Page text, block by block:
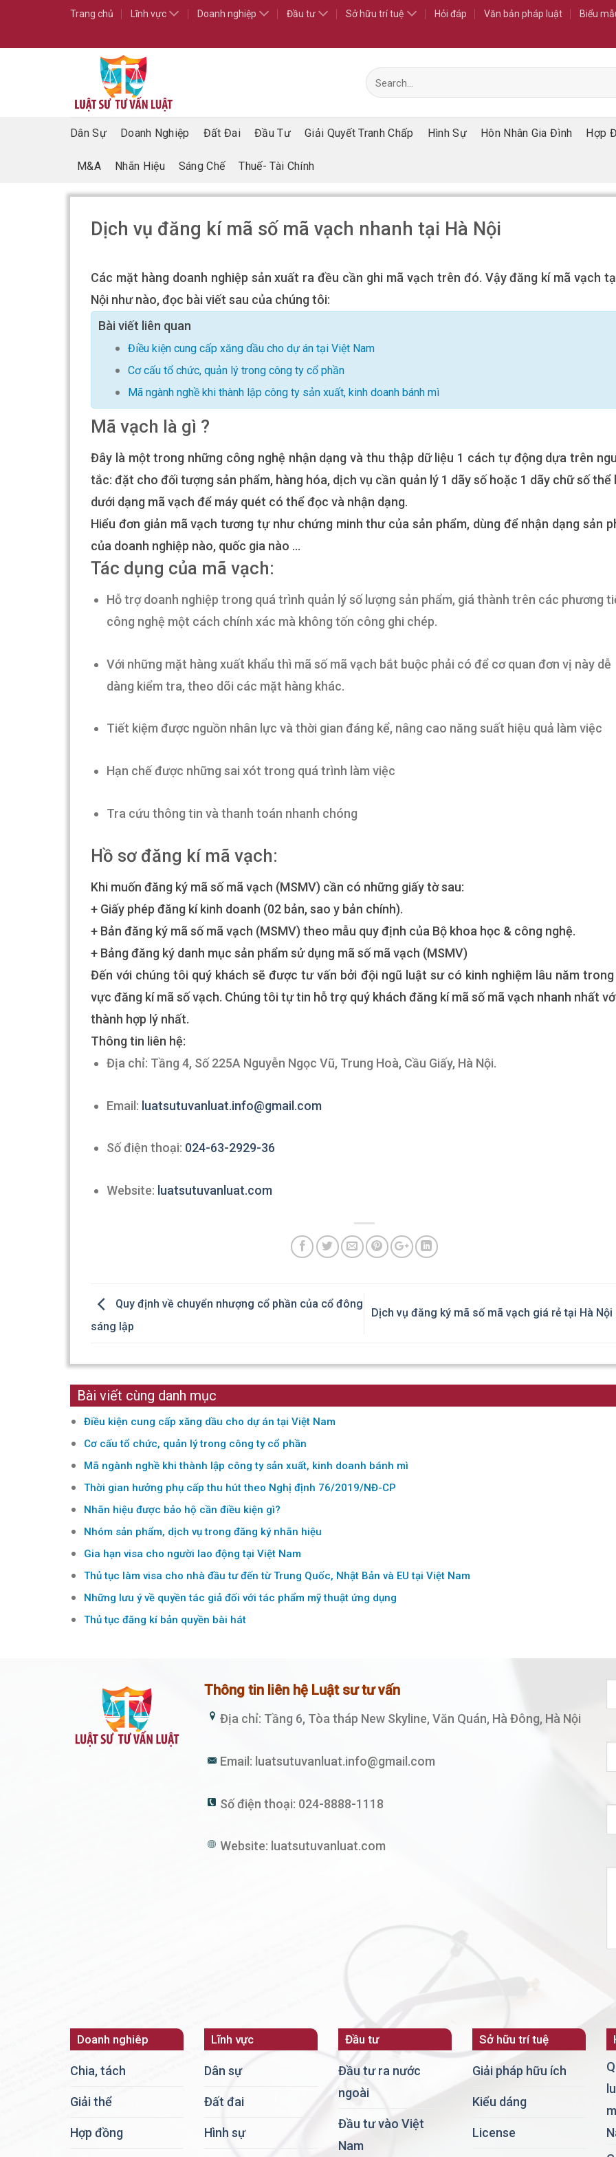
Trang chủ Lĩnh vực Doanh nghiệp Đầu tư Sở hữu trí tuệ Hỏi đáp Văn bản pháp luật Biểu
Dân Sự Doanh Nghiệp Đất Đai Đầu Tư Giải Quyết Tranh Chấp Hình Sự Hôn Nhân Gia Đình Hợp
M&A Nhãn Hiệu Sáng Chế Thuế- Tài Chính
Dịch vụ đăng kí mã số mã vạch nhanh tại Hà Nội
Các mặt hàng doanh nghiệp sản xuất ra đều cần ghi mã vạch trên đó. Vậy đăng kí mã vạch
Nội như nào, đọc bài viết sau của chúng tôi:
Bài viết liên quan
Điều kiện cung cấp xăng dầu cho dự án tại Việt Nam
Cơ cấu tổ chức, quản lý trong công ty cổ phần
Mã ngành nghề khi thành lập công ty sản xuất, kinh doanh bánh mì
Mã vạch là gì ?
Đây là một trong những công nghệ nhận dạng và thu thập dữ liệu 1 cách tự động dựa trên
tắc: đặt cho đối tượng sản phẩm, hàng hóa, dịch vụ cần quản lý 1 dãy số hoặc 1 dãy chữ số thể
dưới dạng mã vạch để máy quét có thể đọc và nhận dạng.
Hiểu đơn giản mã vạch tương tự như chứng minh thư của sản phẩm, dùng để nhận dạng sản
của doanh nghiệp nào, quốc gia nào …
Tác dụng của mã vạch:
Hỗ trợ doanh nghiệp trong quá trình quản lý số lượng sản phẩm, giá thành trên các phương
công nghệ một cách chính xác mà không tốn công ghi chép.
Với những mặt hàng xuất khẩu thì mã số mã vạch bắt buộc phải có để cơ quan đơn vị này dễ
dàng kiểm tra, theo dõi các mặt hàng khác.
Tiết kiệm được nguồn nhân lực và thời gian đáng kể, nâng cao năng suất hiệu quả làm việc
Hạn chế được những sai xót trong quá trình làm việc
Tra cứu thông tin và thanh toán nhanh chóng
Hồ sơ đăng kí mã vạch:
Khi muốn đăng ký mã số mã vạch (MSMV) cần có những giấy tờ sau:
+ Giấy phép đăng kí kinh doanh (02 bản, sao y bản chính).
+ Bản đăng ký mã số mã vạch (MSMV) theo mẫu quy định của Bộ khoa học & công nghệ.
+ Bảng đăng ký danh mục sản phẩm sử dụng mã số mã vạch (MSMV)
Đến với chúng tôi quý khách sẽ được tư vấn bởi đội ngũ luật sư có kinh nghiệm lâu năm
vực đăng kí mã số vạch. Chúng tôi tự tin hỗ trợ quý khách đăng kí mã số mã vạch nhanh nhất
thành hợp lý nhất.
Thông tin liên hệ:
Địa chỉ: Tầng 4, Số 225A Nguyễn Ngọc Vũ, Trung Hoà, Cầu Giấy, Hà Nội.
Email: luatsutuvanluat.info@gmail.com
Số điện thoại: 024-63-2929-36
Website: luatsutuvanluat.com
Quy định về chuyển nhượng cổ phần của cổ đông
sáng lập
Dịch vụ đăng ký mã số mã vạch giá rẻ tại Hà Nội
Bài viết cùng danh mục
Điều kiện cung cấp xăng dầu cho dự án tại Việt Nam
Cơ cấu tổ chức, quản lý trong công ty cổ phần
Mã ngành nghề khi thành lập công ty sản xuất, kinh doanh bánh mì
Thời gian hưởng phụ cấp thu hút theo Nghị định 76/2019/NĐ-CP
Nhãn hiệu được bảo hộ cần điều kiện gì?
Nhóm sản phẩm, dịch vụ trong đăng ký nhãn hiệu
Gia hạn visa cho người lao động tại Việt Nam
Thủ tục làm visa cho nhà đầu tư đến từ Trung Quốc, Nhật Bản và EU tại Việt Nam
Những lưu ý về quyền tác giả đối với tác phẩm mỹ thuật ứng dụng
Thủ tục đăng kí bản quyền bài hát
Thông tin liên hệ Luật sư tư vấn
Địa chỉ: Tầng 6, Tòa tháp New Skyline, Văn Quán, Hà Đông, Hà Nội
Email: luatsutuvanluat.info@gmail.com
Số điện thoại: 024-8888-1118
Website: luatsutuvanluat.com
Doanh nghiêp
Chia, tách
Giải thể
Hợp đồng
Lĩnh vực
Dân sự
Đất đai
Hình sự
Đầu tư
Đầu tư ra nước
ngoài
Đầu tư vào Việt
Nam
Sở hữu trí tuệ
Giải pháp hữu ích
Kiểu dáng
License